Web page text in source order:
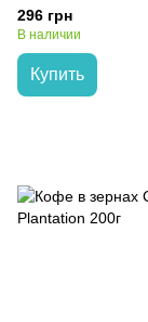
296 грн
В наличии
Купить